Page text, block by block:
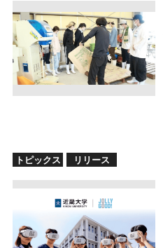
トピックス リリース